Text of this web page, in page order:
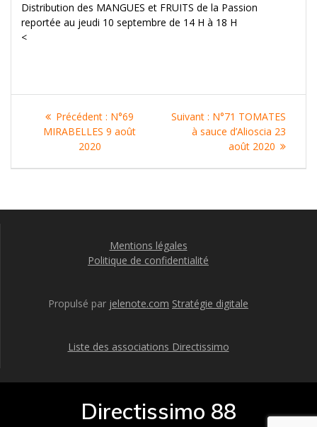
Distribution des MANGUES et FRUITS de la Passion
reportée au jeudi 10 septembre de 14 H à 18 H
<
Navigation
l’article
Précédent : Article
précédent
N°69
MIRABELLES 9 août
2020
Suivant : Article
suivant
N°71 TOMATES
à sauce d’Alioscia 23
août 2020
Mentions légales
Politique de confidentialité
Propulsé par jelenote.com Stratégie digitale
Liste des associations Directissimo
Directissimo 88